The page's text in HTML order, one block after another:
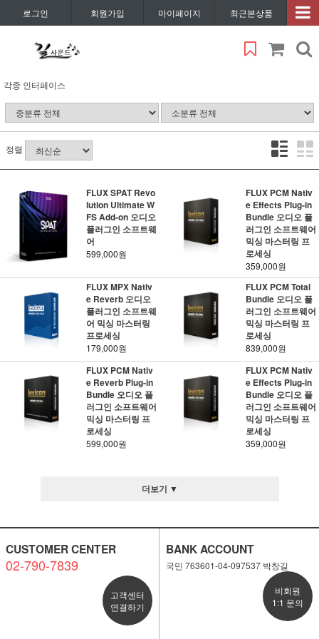
로그인 회원가입 마이페이지 최근본상품
각종 인터페이스
정렬
FLUX SPAT Revo
lution Ultimate W
FS Add-on 오디오
플러그인 소프트웨
어
599,000원
FLUX PCM Nativ
e Effects Plug-in
Bundle 오디오 플
러그인 소프트웨어
믹싱 마스터링 프
로세싱
359,000원
FLUX MPX Nativ
e Reverb 오디오
플러그인 소프트웨
어 믹싱 마스터링
프로세싱
179,000원
FLUX PCM Total
Bundle 오디오 플
러그인 소프트웨어
믹싱 마스터링 프
로세싱
839,000원
FLUX PCM Nativ
e Reverb Plug-in
Bundle 오디오 플
러그인 소프트웨어
믹싱 마스터링 프
로세싱
599,000원
FLUX PCM Nativ
e Effects Plug-in
Bundle 오디오 플
러그인 소프트웨어
믹싱 마스터링 프
로세싱
359,000원
더보기 ▼
CUSTOMER CENTER
02-790-7839
고객센터
연결하기
BANK ACCOUNT
국민 763601-04-097537 박창길
비회원
1:1 문의